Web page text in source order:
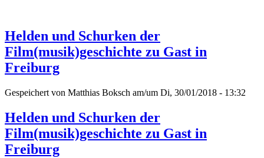
Helden und Schurken der
Film(musik)geschichte zu Gast in
Freiburg
Gespeichert von Matthias Boksch am/um Di, 30/01/2018 - 13:32
Helden und Schurken der
Film(musik)geschichte zu Gast in
Freiburg